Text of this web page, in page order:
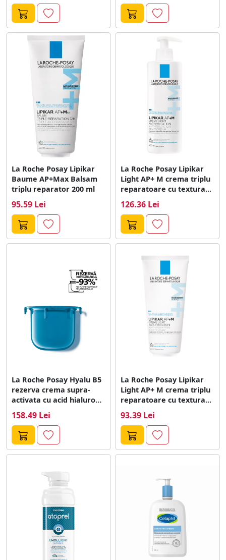
La Roche Posay Lipikar
Baume AP+Max Balsam
triplu reparator 200 ml
95.59 Lei
La Roche Posay Lipikar
Light AP+ M crema triplu
reparatoare cu textura...
126.36 Lei
La Roche Posay Hyalu B5
rezerva crema supra-
activata cu acid hialuronic
158.49 Lei
La Roche Posay Lipikar
Light AP+ M crema triplu
reparatoare cu textura...
93.39 Lei